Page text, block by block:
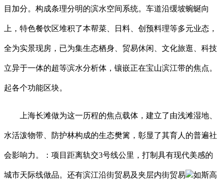
目加分。构成条理分明的滨水空间系统。车道沿缓坡蜿蜒向
上，特色餐饮区堆积了本帮菜、日料、创预料理等多元业态，
全为实景现房，已为集生态栖身、贸易休闲、文化旅逛、科技
立异于一体的超等滨水分析体，镶嵌正在宝山滨江带的焦点。
起各个功能区块。
上海长滩做为这一历程的焦点载体，建立了由浅滩湿地、
水活泼物带、防护林构成的生态樊篱，彰显了其育人的普遍社
会影响力。：项目距离轨交3号线公里，打制具有现代美感的
城市天际线做品。还有滨江沿街贸易及夹层内街贸易 如斯高